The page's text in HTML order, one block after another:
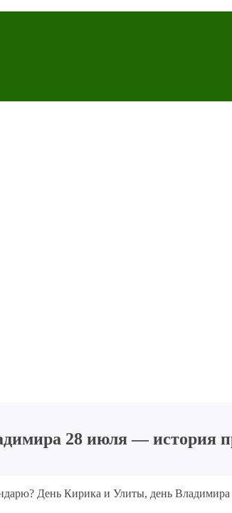
28 июля — история
День Кирика и Улиты, день